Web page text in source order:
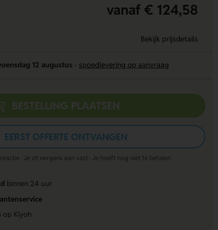
vanaf € 124,58
Bekijk prijsdetails
12 augustus spoedlevering op aanvraag
BESTELLING PLAATSEN
EERST OFFERTE ONTVANGEN
· Je zit nergens aan vast · Je hoeft nog niet te betalen
binnen 24 uur
op Kiyoh